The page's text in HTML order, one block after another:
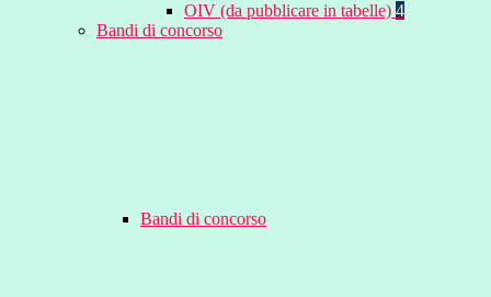
OIV (da pubblicare in tabelle) 4
Bandi di concorso
Bandi di concorso